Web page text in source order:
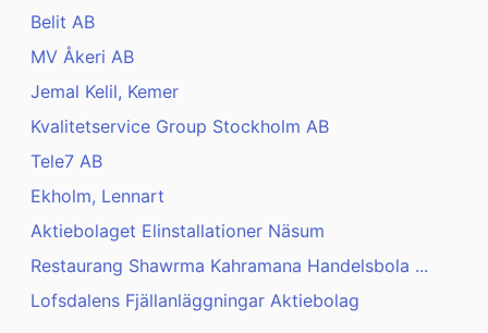
Belit AB
MV Åkeri AB
Jemal Kelil, Kemer
Kvalitetservice Group Stockholm AB
Tele7 AB
Ekholm, Lennart
Aktiebolaget Elinstallationer Näsum
Restaurang Shawrma Kahramana Handelsbola ...
Lofsdalens Fjällanläggningar Aktiebolag